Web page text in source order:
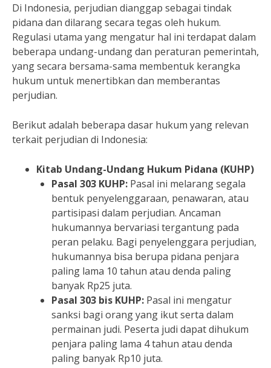
Di Indonesia, perjudian dianggap sebagai tindak
pidana dan dilarang secara tegas oleh hukum.
Regulasi utama yang mengatur hal ini terdapat dalam
beberapa undang-undang dan peraturan pemerintah,
yang secara bersama-sama membentuk kerangka
hukum untuk menertibkan dan memberantas
perjudian.
Berikut adalah beberapa dasar hukum yang relevan
terkait perjudian di Indonesia:
Kitab Undang-Undang Hukum Pidana (KUHP)
Pasal 303 KUHP: Pasal ini melarang segala
bentuk penyelenggaraan, penawaran, atau
partisipasi dalam perjudian. Ancaman
hukumannya bervariasi tergantung pada
peran pelaku. Bagi penyelenggara perjudian,
hukumannya bisa berupa pidana penjara
paling lama 10 tahun atau denda paling
banyak Rp25 juta.
Pasal 303 bis KUHP: Pasal ini mengatur
sanksi bagi orang yang ikut serta dalam
permainan judi. Peserta judi dapat dihukum
penjara paling lama 4 tahun atau denda
paling banyak Rp10 juta.